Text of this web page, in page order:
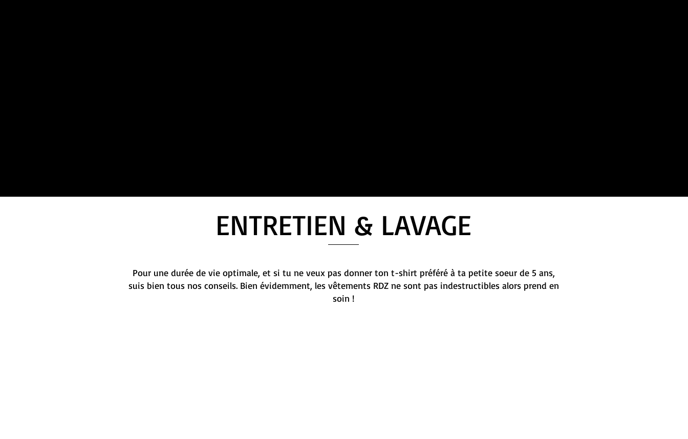
ENTRETIEN & LAVAGE
Pour une durée de vie optimale, et si tu ne veux pas donner ton t-shirt préféré à ta petite soeur de 5 ans,
suis bien tous nos conseils. Bien évidemment, les vêtements RDZ ne sont pas indestructibles alors prend en
soin !